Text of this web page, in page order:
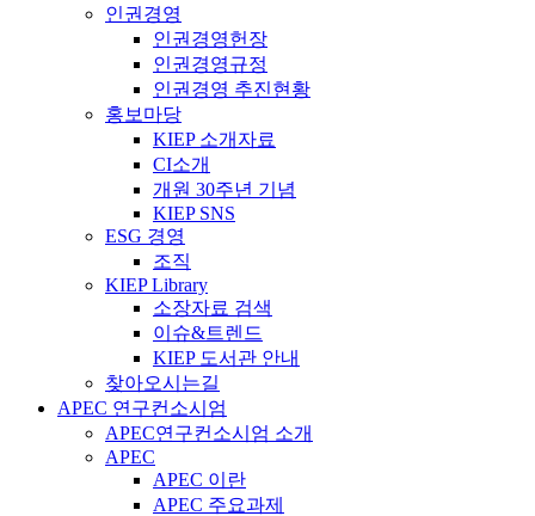
인권경영
인권경영헌장
인권경영규정
인권경영 추진현황
홍보마당
KIEP 소개자료
CI소개
개원 30주년 기념
KIEP SNS
ESG 경영
조직
KIEP Library
소장자료 검색
이슈&트렌드
KIEP 도서관 안내
찾아오시는길
APEC 연구컨소시엄
APEC연구컨소시엄 소개
APEC
APEC 이란
APEC 주요과제